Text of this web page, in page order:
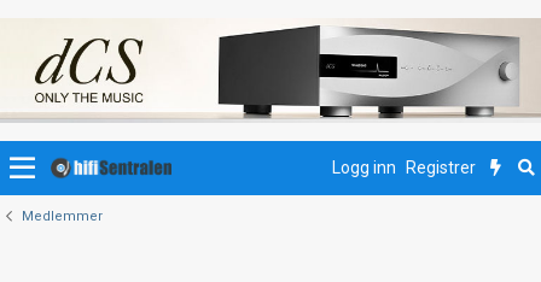
Logg inn Registrer
Medlemmer